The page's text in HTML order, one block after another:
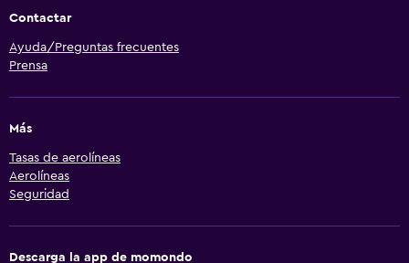
Contactar
Ayuda/Preguntas frecuentes
Prensa
Más
Tasas de aerolíneas
Aerolíneas
Seguridad
Descarga la app de momondo